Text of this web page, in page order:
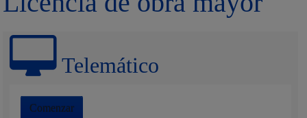
Telemático
Comenzar